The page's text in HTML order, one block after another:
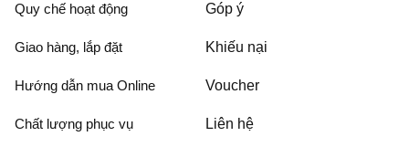
Quy chế hoạt động
Giao hàng, lắp đặt
Hướng dẫn mua Online
Chất lượng phục vụ
Góp ý
Khiếu nại
Voucher
Liên hệ